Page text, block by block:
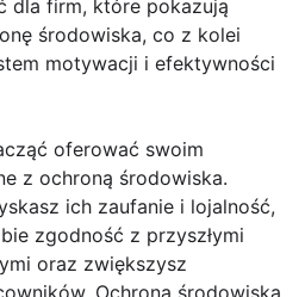
dla firm, które pokazują
środowiska, co z kolei
motywacji i efektywności
oferować swoim
z ochroną środowiska.
ich zaufanie i lojalność,
zgodność z przyszłymi
oraz zwiększysz